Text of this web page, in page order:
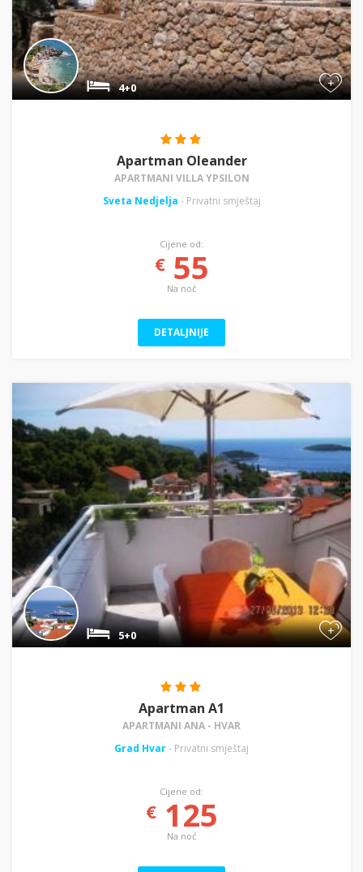
+
4+0
Apartman Oleander
APARTMANI VILLA YPSILON
Sveta Nedjelja - Privatni smještaj
Cijene od:
€55
Na noć
DETALJNIJE
+
5+0
Apartman A1
APARTMANI ANA - HVAR
Grad Hvar- Privatni smještaj
Cijene od:
€125
Na noć